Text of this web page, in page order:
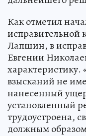
Как отметил
Лапшин, в
Евгении
взысканий не
нанесенный
установленный
трудоустроена,
должным